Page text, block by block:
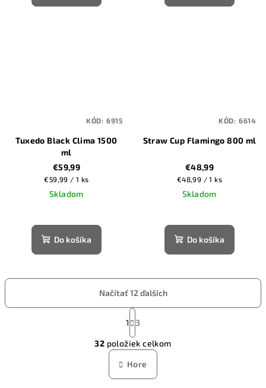
Tuxedo Black Clima 1500
ml
€59,99
Jednotková
cena:
€59,99 / 1 ks
Skladom
Do košíka
KÓD: 6915
Straw Cup Flamingo 800 ml
€48,99
Jednotková
cena:
€48,99 / 1 ks
Skladom
Do košíka
KÓD: 6614
O
v
l
á
Načítať 12 ďalších
S
t
r
á
n
k
o
1 3
32 položiek celkom
Hore